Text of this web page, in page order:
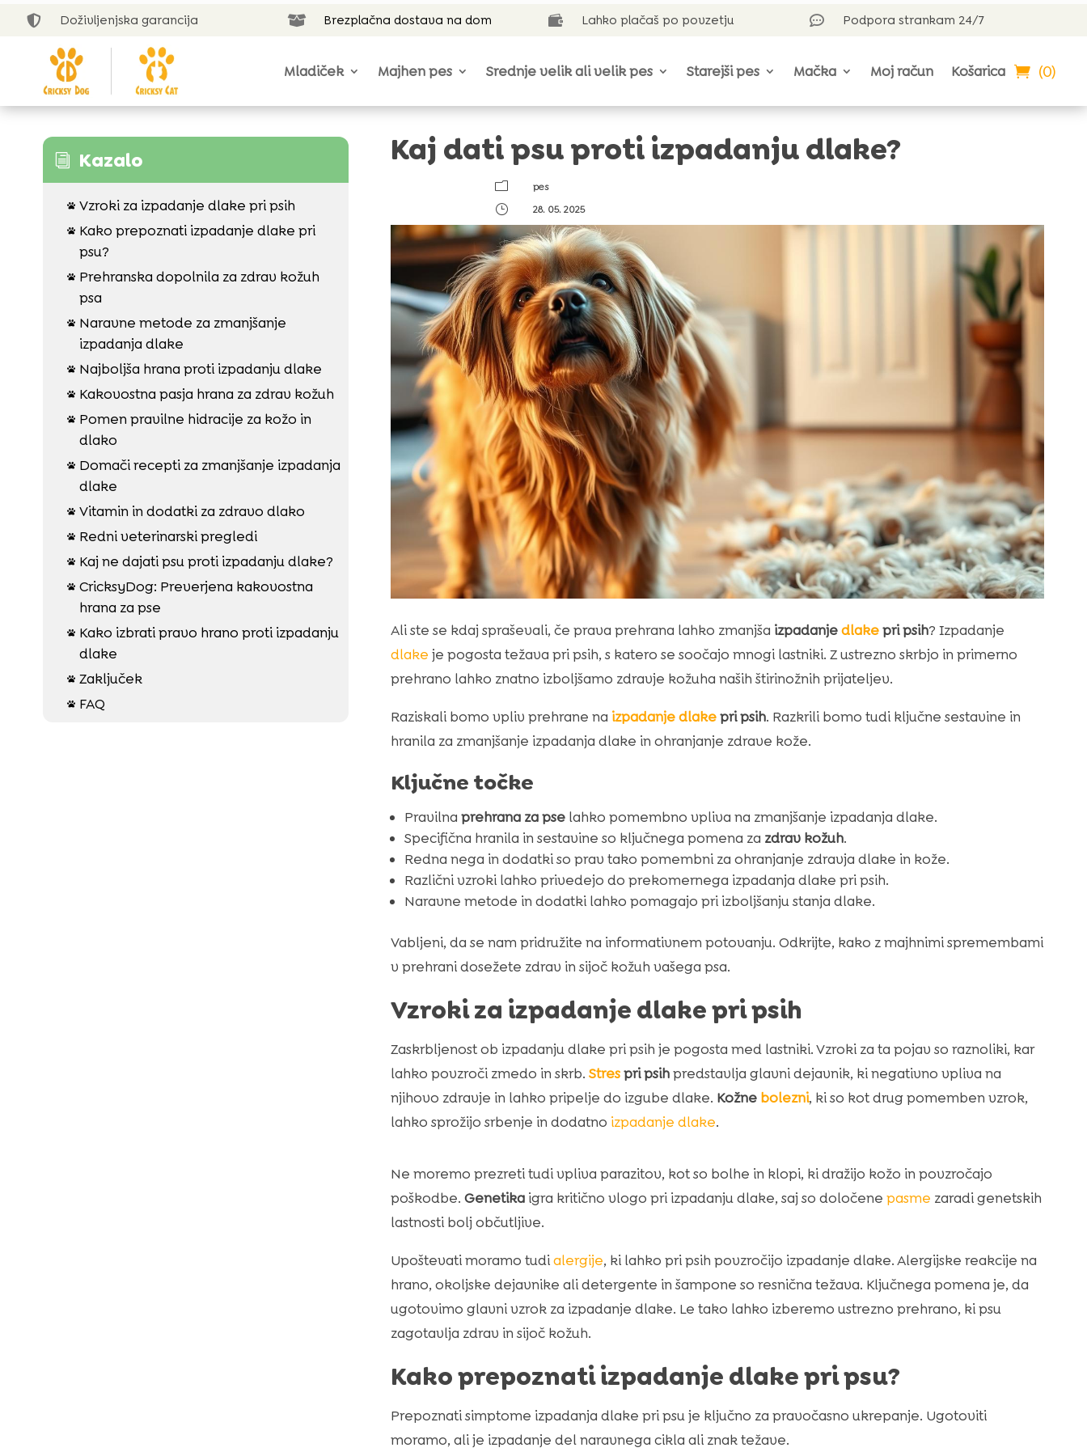
 Doživljenjska garancija  Brezplačna dostava na dom  Lahko plačaš po povzetju  Podpora strankam 24/7
Mladiček Majhen pes Srednje velik ali velik pes Starejši pes Mačka Moj račun Košarica (0)
i Kazalo
 Vzroki za izpadanje dlake pri psih

Kako prepoznati izpadanje dlake pri
psu?

Prehranska dopolnila za zdrav kožuh
psa

Naravne metode za zmanjšanje
izpadanja dlake
 Najboljša hrana proti izpadanju dlake
 Kakovostna pasja hrana za zdrav kožuh

Pomen pravilne hidracije za kožo in
dlako

Domači recepti za zmanjšanje izpadanja
dlake
 Vitamin in dodatki za zdravo dlako
 Redni veterinarski pregledi
 Kaj ne dajati psu proti izpadanju dlake?
 CricksyDog: Preverjena kakovostna
hrana za pse

Kako izbrati pravo hrano proti izpadanju
dlake
 Zaključek
 FAQ
Kaj dati psu proti izpadanju dlake?
m
pes
}
28. 05. 2025
Ali ste se kdaj spraševali, če prava prehrana lahko zmanjša izpadanjedlakepri psih? Izpadanje
dlake je pogosta težava pri psih, s katero se soočajo mnogi lastniki. Z ustrezno skrbjo in primerno
prehrano lahko znatno izboljšamo zdravje kožuha naših štirinožnih prijateljev.
Raziskali bomo vpliv prehrane na izpadanje dlakepri psih. Razkrili bomo tudi ključne sestavine in
hranila za zmanjšanje izpadanja dlake in ohranjanje zdrave kože.
Ključne točke
Pravilna prehrana za pselahko pomembno vpliva na zmanjšanje izpadanja dlake.
Specifična hranila in sestavine so ključnega pomena za zdrav kožuh.
Redna nega in dodatki so prav tako pomembni za ohranjanje zdravja dlake in kože.
Različni vzroki lahko privedejo do prekomernega izpadanja dlake pri psih.
Naravne metode in dodatki lahko pomagajo pri izboljšanju stanja dlake.
Vabljeni, da se nam pridružite na informativnem potovanju. Odkrijte, kako z majhnimi spremembami
v prehrani dosežete zdrav in sijoč kožuh vašega psa.
Vzroki za izpadanje dlake pri psih
Zaskrbljenost ob izpadanju dlake pri psih je pogosta med lastniki. Vzroki za ta pojav so raznoliki, kar
lahko povzroči zmedo in skrb. Strespri psihpredstavlja glavni dejavnik, ki negativno vpliva na
njihovo zdravje in lahko pripelje do izgube dlake. Kožne bolezni, ki so kot drug pomemben vzrok,
lahko sprožijo srbenje in dodatno izpadanje dlake.
Ne moremo prezreti tudi vpliva parazitov, kot so bolhe in klopi, ki dražijo kožo in povzročajo
poškodbe. Genetikaigra kritično vlogo pri izpadanju dlake, saj so določene pasme zaradi genetskih
lastnosti bolj občutljive.
Upoštevati moramo tudialergije, ki lahko pri psih povzročijo izpadanje dlake. Alergijske reakcije na
hrano, okoljske dejavnike ali detergente in šampone so resnična težava. Ključnega pomena je, da
ugotovimo glavni vzrok za izpadanje dlake. Le tako lahko izberemo ustrezno prehrano, ki psu
zagotavlja zdrav in sijoč kožuh.
Kako prepoznati izpadanje dlake pri psu?
Prepoznati simptome izpadanja dlake pri psu je ključno za pravočasno ukrepanje. Ugotoviti
moramo, ali je izpadanje del naravnega cikla ali znak težave.